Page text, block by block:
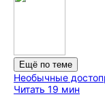
Ещё по теме
Необычные
Читать 19 мин